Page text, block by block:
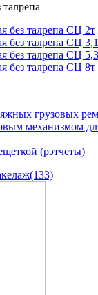
без талрепа СЦ 2т
без талрепа СЦ
без талрепа СЦ
без талрепа СЦ 8т
грузовых
механизмом
(рэтчеты)
(133)